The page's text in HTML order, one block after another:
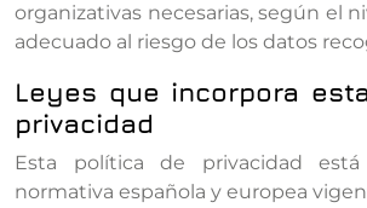
organizativas necesarias, según el
adecuado al riesgo de los datos
Leyes que incorpora
privacidad
Esta política de privacidad
normativa española y europea